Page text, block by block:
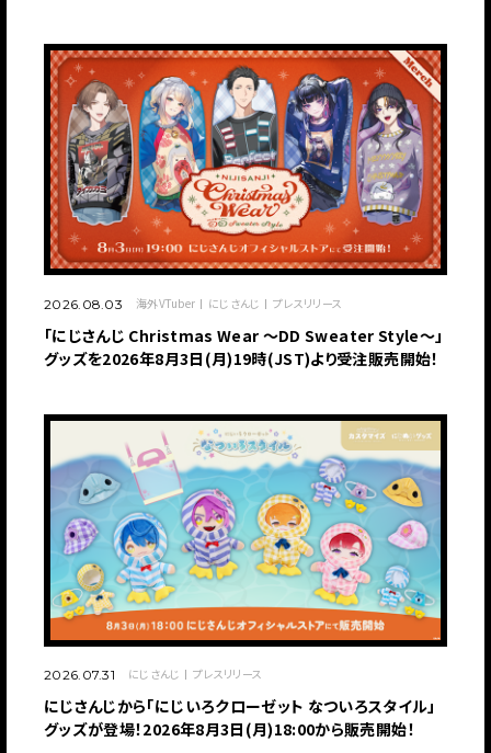
2026.08.03 海外VTuber にじさんじ プレスリリース
「にじさんじ Christmas Wear 〜DD Sweater Style〜」
グッズを2026年8月3日(月)19時(JST)より受注販売開始！
2026.07.31 にじさんじ プレスリリース
にじさんじから「にじいろクローゼット なついろスタイル」
グッズが登場！2026年8月3日(月)18:00から販売開始！